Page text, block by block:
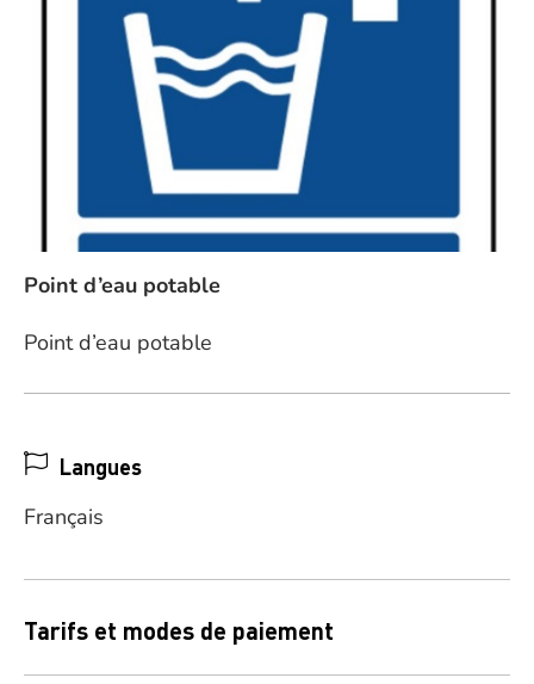
Point d’eau potable
Point d’eau potable
Langues
Français
Tarifs et modes de paiement